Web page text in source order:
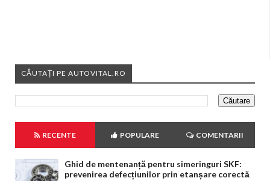
CĂUTAȚI PE AUTOVITAL.RO
RECENTE POPULARE COMENTARII
Ghid de mentenanță pentru simeringuri SKF:
prevenirea defecțiunilor prin etanșare corectă